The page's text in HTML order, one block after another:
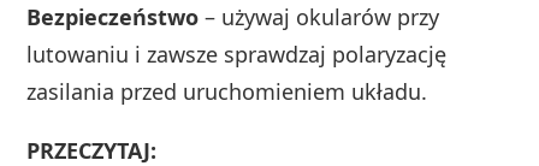
Bezpieczeństwo – używaj okularów przy
lutowaniu i zawsze sprawdzaj polaryzację
zasilania przed uruchomieniem układu.
PRZECZYTAJ: